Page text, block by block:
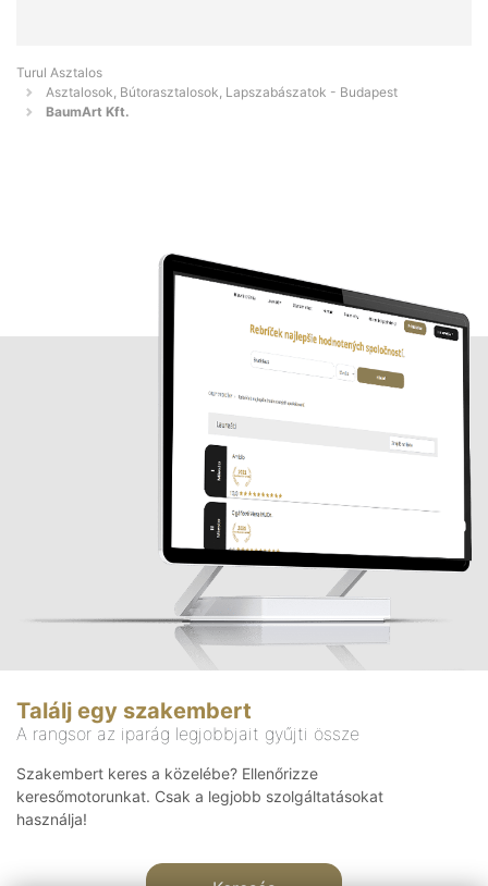
Turul Asztalos
Asztalosok, Bútorasztalosok, Lapszabászatok - Budapest
BaumArt Kft.
Találj egy szakembert
A rangsor az iparág legjobbjait gyűjti össze
Szakembert keres a közelébe? Ellenőrizze
keresőmotorunkat. Csak a legjobb szolgáltatásokat
használja!